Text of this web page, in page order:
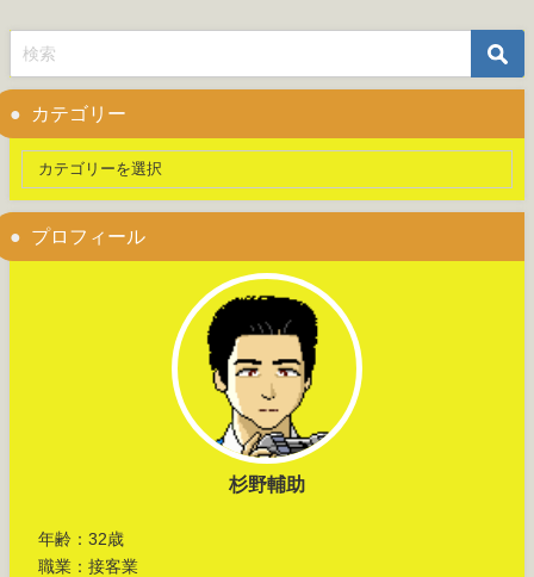
カテゴリー
プロフィール
杉野輔助
年齢：32歳
職業：接客業